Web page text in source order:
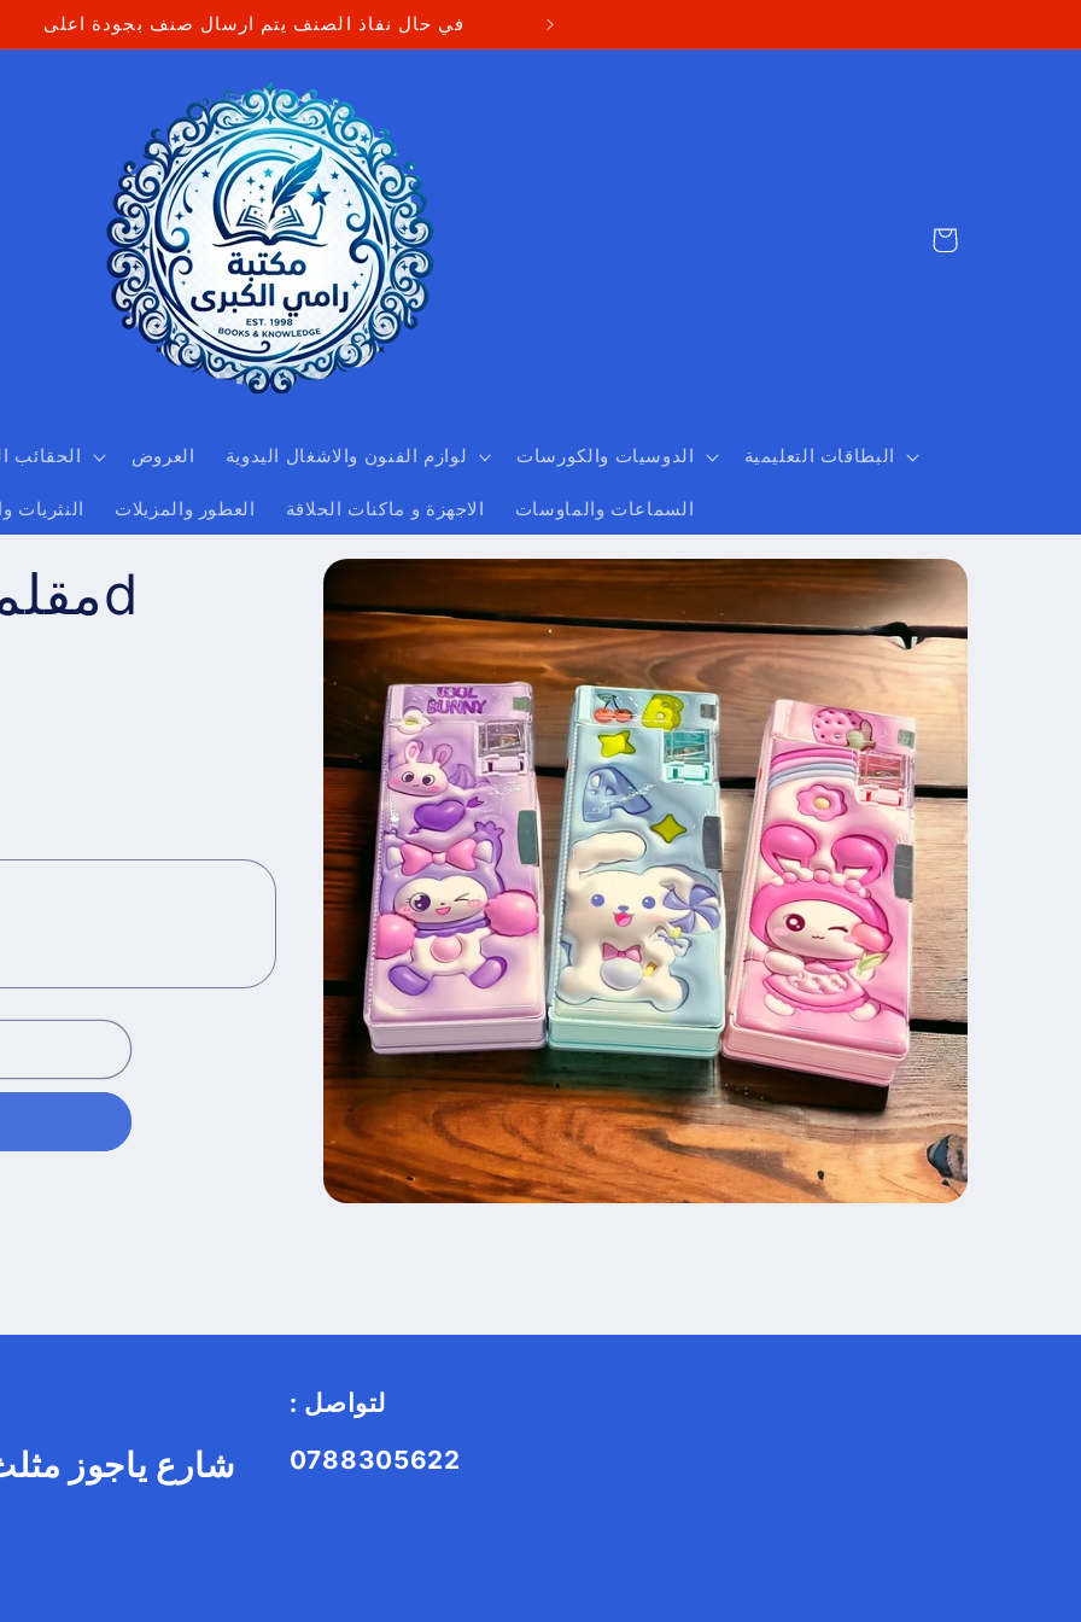
في حال نفاذ الصنف يتم ارسال صنف بجودة اعلى
الحقائب العروض لوازم الفنون والاشغال اليدوية الدوسيات والكورسات البطاقات التعليمية
النثريات العطور والمزيلات الاجهزة و ماكنات الحلاقة السماعات والماوسات
Cart
مقلمة عظم للاطفال 3d
شارع ياجوز
: لتواصل
0788305622